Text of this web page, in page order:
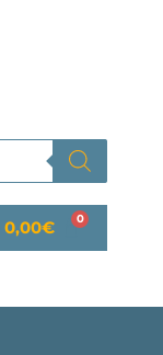
0,00€